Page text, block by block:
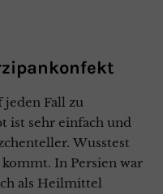
Fall zu
ist sehr einfach und
Wusstest
kommt. In Persien war
als Heilmittel